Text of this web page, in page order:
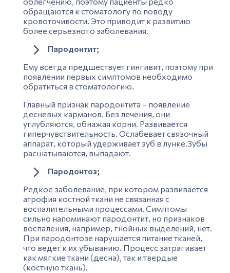
обращаются к стоматологу по поводу
кровоточивости. Это приводит к развитию
более серьезного заболевания.
Пародонтит;
Ему всегда предшествует гингивит, поэтому при
появлении первых симптомов необходимо
обратиться в стоматологию.
Главный признак пародонтита – появление
десневых карманов. Без лечения, они
углубляются, обнажая корни. Развивается
гиперчувствительность. Ослабевает связочный
аппарат, который удерживает зуб в лунке.Зубы
расшатываются, выпадают.
Пародонтоз;
Редкое заболевание, при котором развивается
атрофия костной ткани не связанная с
воспалительными процессами. Симптомы
сильно напоминают пародонтит, но признаков
воспаления, например, гнойных выделений, нет.
При пародонтозе нарушается питание тканей,
что ведет к их убыванию. Процесс затрагивает
как мягкие ткани (десна), так и твердые
(костную ткань).